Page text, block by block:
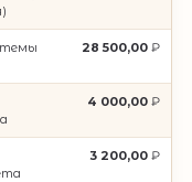
28 500,00
4 000,00
3 200,00